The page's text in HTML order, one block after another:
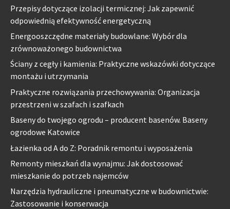
Przepisy dotyczące izolacji termicznej: Jak zapewnić
odpowiednią efektywność energetyczną
Energooszczędne materiały budowlane: Wybór dla
zrównoważonego budownictwa
Ściany z cegły i kamienia: Praktyczne wskazówki dotyczące
montażu i utrzymania
Praktyczne rozwiązania przechowywania: Organizacja
przestrzeni w szafach i szafkach
Baseny do twojego ogrodu – producent basenów. Baseny
ogrodowe Katowice
Łazienka od A do Z: Poradnik remontu i wyposażenia
Remonty mieszkań dla wynajmu: Jak dostosować
mieszkanie do potrzeb najemców
Narzędzia hydrauliczne i pneumatyczne w budownictwie:
Zastosowanie i konserwacja